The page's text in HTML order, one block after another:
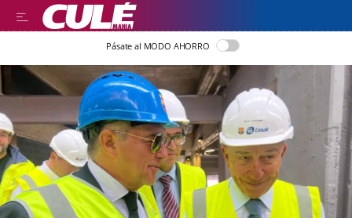
Pásate al MODO AHORRO